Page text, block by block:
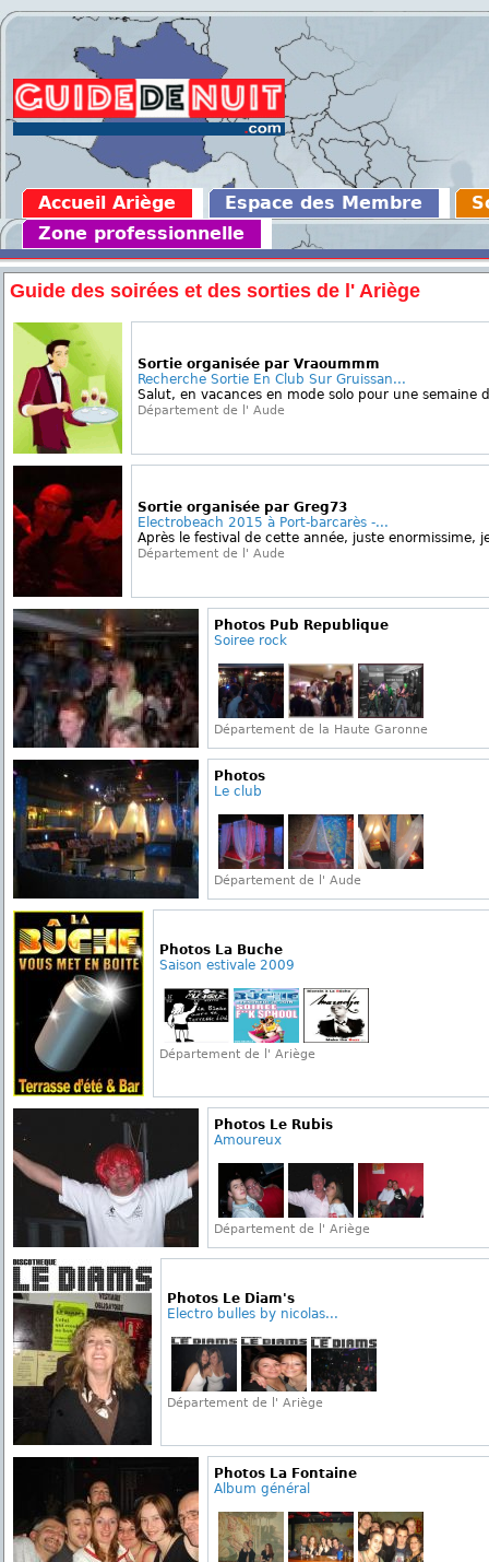
Accueil Ariège Espace des Membre
Zone professionnelle
Guide des soirées et des sorties de l' Ariège
Sortie organisée par Vraoummm
Recherche Sortie En Club Sur Gruissan...
Salut, en vacances en mode solo pour une semaine
Département de l' Aude
Sortie organisée par Greg73
Electrobeach 2015 à Port-barcarès -...
Après le festival de cette année, juste enormissime,
Département de l' Aude
Photos Pub Republique
Soiree rock
Département de la Haute Garonne
Photos
Le club
Département de l' Aude
Photos La Buche
Saison estivale 2009
Département de l' Ariège
Photos Le Rubis
Amoureux
Département de l' Ariège
Photos Le Diam's
Electro bulles by nicolas...
Département de l' Ariège
Photos La Fontaine
Album général